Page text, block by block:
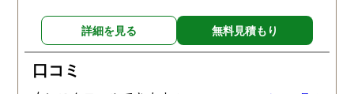
詳細を見る 無料見積もり
口コミ